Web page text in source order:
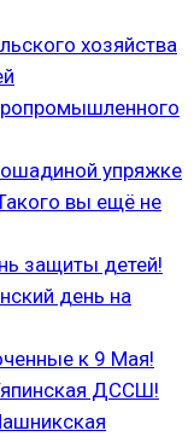
хозяйства
упряжке
вы ещё не
защиты детей!
день на
к 9 Мая!
ДССШ!